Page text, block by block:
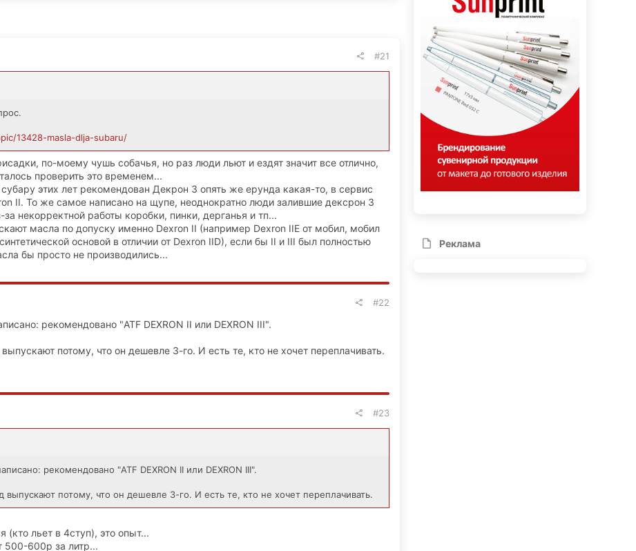
#21
13428-masla-dlja-subaru/
по-моему чушь собачья, но раз люди льют и ездят значит все отлично,
проверить это временем...
этих лет рекомендован Декрон 3 опять же ерунда какая-то, в сервис
II. То же самое написано на щупе, неоднократно люди залившие дексрон 3
за некорректной работы коробки, пинки, дерганья и тп...
масла по допуску именно Dexron II (например Dexron IIE от мобил, мобил
основой в отличии от Dexron IID), если бы II и III был полностью
бы просто не производились...
#22
рекомендовано "ATF DEXRON II или DEXRON III".
потому, что он дешевле 3-го. И есть те, кто не хочет переплачивать.
#23
рекомендовано "ATF DEXRON II или DEXRON III".
выпускают потому, что он дешевле 3-го. И есть те, кто не хочет переплачивать.
льет в 4ступ), это опыт...
500-600р за литр...
Реклама